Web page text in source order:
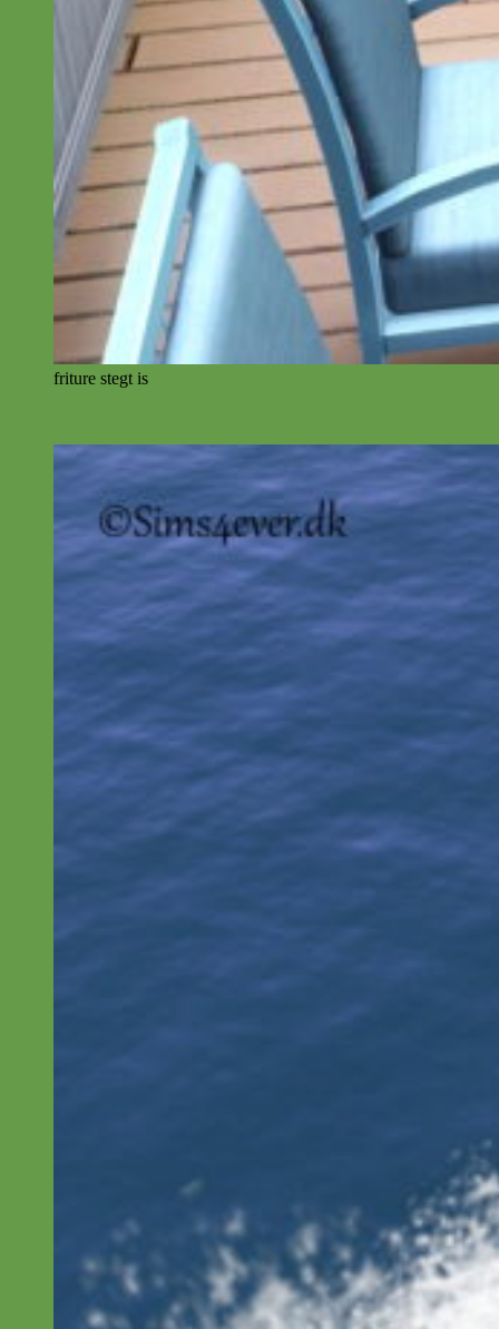
friture stegt is